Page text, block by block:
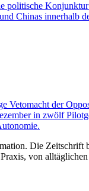
politische
Chinas innerhalb
Vetomacht der
in zwölf
Die Zeitschrift
von